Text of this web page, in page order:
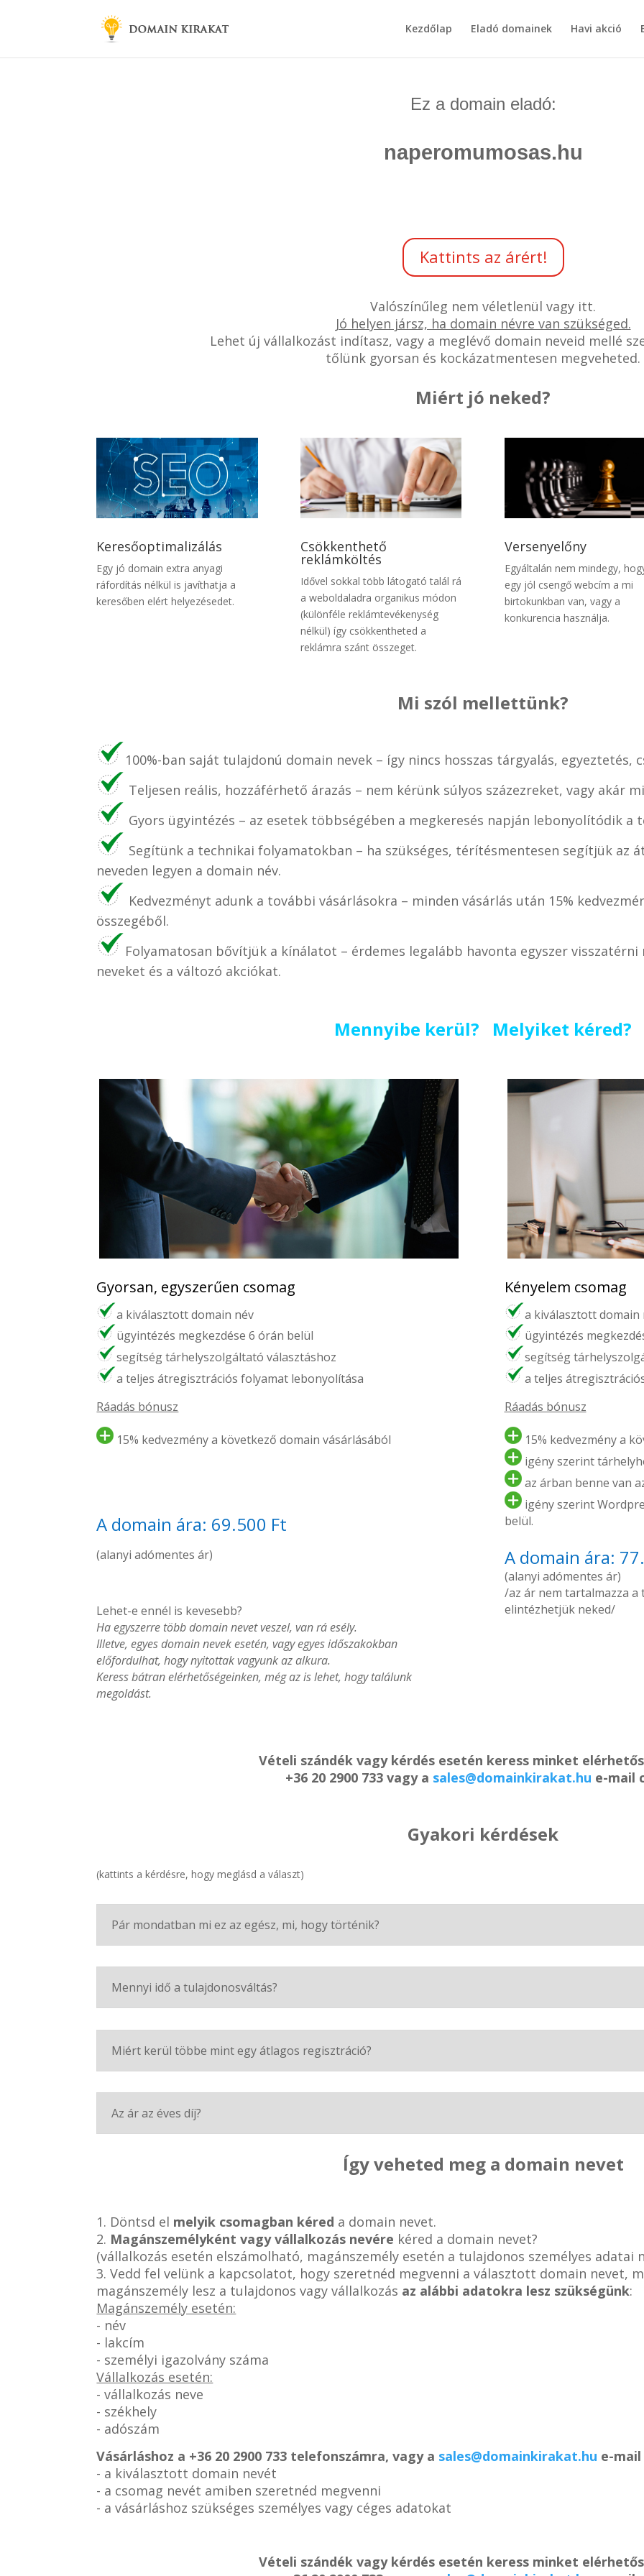
Kezdőlap Eladó domainek Havi akció
Ez a domain eladó:
naperomumosas.hu
Kattints az árért!
Valószínűleg nem véletlenül vagy itt.
Jó helyen jársz, ha domain névre van szükséged.
Lehet új vállalkozást indítasz, vagy a meglévő domain neveid mellé
tőlünk gyorsan és kockázatmentesen megveheted.
Miért jó neked?
Keresőoptimalizálás
Egy jó domain extra anyagi
ráfordítás nélkül is javíthatja a
keresőben elért helyezésedet.
Csökkenthető
reklámköltés
Idővel sokkal több látogató talál rá
a weboldaladra organikus módon
(különféle reklámtevékenység
nélkül) így csökkentheted a
reklámra szánt összeget.
Versenyelőny
Egyáltalán nem mindegy,
egy jól csengő webcím a mi
birtokunkban van, vagy a
konkurencia használja.
Mi szól mellettünk?
100%-ban saját tulajdonú domain nevek – így nincs hosszas tárgyalás, egyeztetés,
Teljesen reális, hozzáférhető árazás – nem kérünk súlyos százezreket, vagy akár
Gyors ügyintézés – az esetek többségében a megkeresés napján lebonyolítódik a
Segítünk a technikai folyamatokban – ha szükséges, térítésmentesen segítjük az
neveden legyen a domain név.
Kedvezményt adunk a további vásárlásokra – minden vásárlás után 15%
összegéből.
Folyamatosan bővítjük a kínálatot – érdemes legalább havonta egyszer
neveket és a változó akciókat.
Mennyibe kerül? Melyiket kéred?
Gyorsan, egyszerűen csomag
a kiválasztott domain név
ügyintézés megkezdése 6 órán belül
segítség tárhelyszolgáltató választáshoz
a teljes átregisztrációs folyamat lebonyolítása
Ráadás bónusz
15% kedvezmény a következő domain vásárlásából
A domain ára: 69.500 Ft
(alanyi adómentes ár)
Lehet-e ennél is kevesebb?
Ha egyszerre több domain nevet veszel, van rá esély.
Illetve, egyes domain nevek esetén, vagy egyes időszakokban
előfordulhat, hogy nyitottak vagyunk az alkura.
Keress bátran elérhetőségeinken, még az is lehet, hogy találunk
megoldást.
Kényelem csomag
a kiválasztott domain
ügyintézés
segítség
a teljes
Ráadás bónusz
15% kedvezmény a
igény szerint
az árban benne van
igény szerint
belül.
A domain ára:
(alanyi adómentes ár)
/az ár nem tartalmazza
elintézhetjük neked/
Vételi szándék vagy kérdés esetén keress minket
+36 20 2900 733 vagy a sales@domainkirakat.hu e-mail
Gyakori kérdések
(kattints a kérdésre, hogy meglásd a választ)
Pár mondatban mi ez az egész, mi, hogy történik?
Mennyi idő a tulajdonosváltás?
Miért kerül többe mint egy átlagos regisztráció?
Az ár az éves díj?
Így veheted meg a domain nevet
1. Döntsd el melyik csomagban kéred a domain nevet.
2. Magánszemélyként vagy vállalkozás nevére kéred a domain nevet?
(vállalkozás esetén elszámolható, magánszemély esetén a tulajdonos személyes adatai
3. Vedd fel velünk a kapcsolatot, hogy szeretnéd megvenni a választott domain nevet,
magánszemély lesz a tulajdonos vagy vállalkozás az alábbi adatokra lesz szükségünk:
Magánszemély esetén:
- név
- lakcím
- személyi igazolvány száma
Vállalkozás esetén:
- vállalkozás neve
- székhely
- adószám
Vásárláshoz a +36 20 2900 733 telefonszámra, vagy a sales@domainkirakat.hu e-
- a kiválasztott domain nevét
- a csomag nevét amiben szeretnéd megvenni
- a vásárláshoz szükséges személyes vagy céges adatokat
Vételi szándék vagy kérdés esetén keress minket